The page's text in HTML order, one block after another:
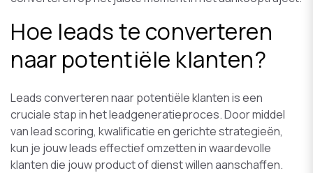
Hoe leads te converteren
naar potentiële klanten?
Leads converteren naar potentiële klanten is een
cruciale stap in het leadgeneratieproces. Door middel
van lead scoring, kwalificatie en gerichte strategieën,
kun je jouw leads effectief omzetten in waardevolle
klanten die jouw product of dienst willen aanschaffen.